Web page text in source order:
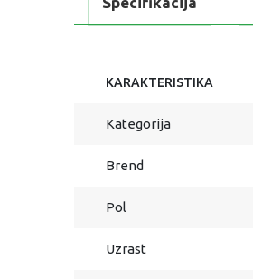
KARAKTERISTIKA
Kategorija
Brend
Pol
Uzrast